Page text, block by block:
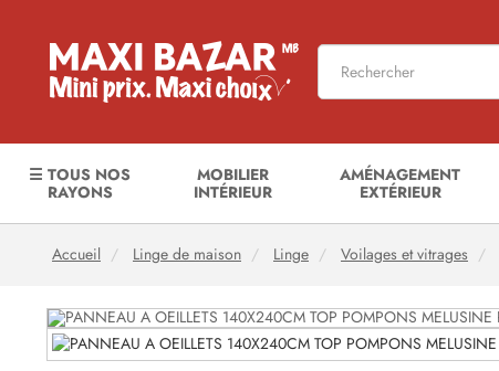
☰ TOUS NOS
RAYONS
MOBILIER
INTÉRIEUR
AMÉNAGEMENT
EXTÉRIEUR
Accueil Linge de maison Linge Voilages et vitrages